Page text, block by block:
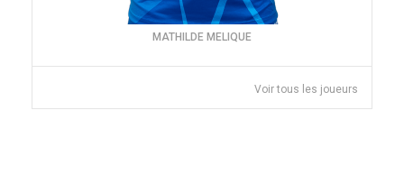
MATHILDE MELIQUE
Voir tous les joueurs